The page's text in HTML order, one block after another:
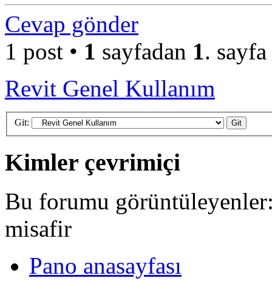
Cevap gönder
1 post • 1 sayfadan 1. sayfa
Revit Genel Kullanım
Git:
Kimler çevrimiçi
Bu forumu
misafir
Pano anasayfası